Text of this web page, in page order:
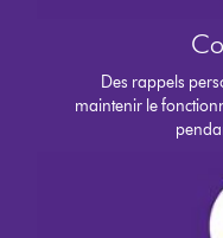
Des rappels
maintenir le